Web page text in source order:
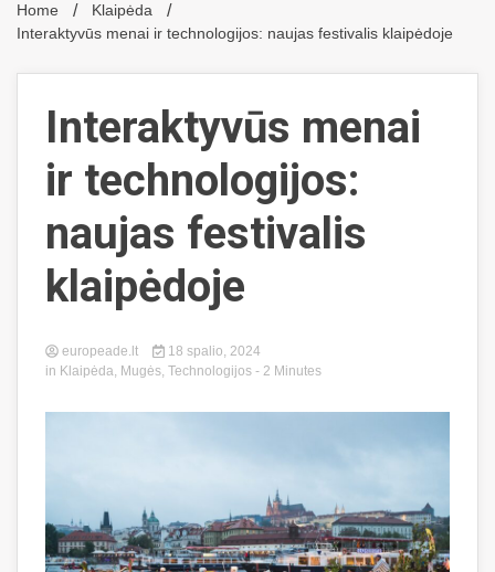
Home
Klaipėda
Interaktyvūs menai ir technologijos: naujas festivalis klaipėdoje
Interaktyvūs menai
ir technologijos:
naujas festivalis
klaipėdoje
europeade.lt
18 spalio, 2024
in Klaipėda, Mugės, Technologijos - 2 Minutes